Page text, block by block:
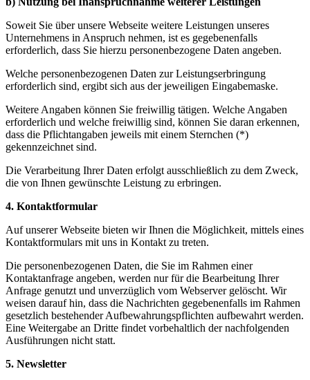
Soweit Sie über unsere Webseite weitere Leistungen unseres
Unternehmens in Anspruch nehmen, ist es gegebenenfalls
erforderlich, dass Sie hierzu personenbezogene Daten angeben.
Welche personenbezogenen Daten zur Leistungserbringung
erforderlich sind, ergibt sich aus der jeweiligen Eingabemaske.
Weitere Angaben können Sie freiwillig tätigen. Welche Angaben
erforderlich und welche freiwillig sind, können Sie daran erkennen,
dass die Pflichtangaben jeweils mit einem Sternchen (*)
gekennzeichnet sind.
Die Verarbeitung Ihrer Daten erfolgt ausschließlich zu dem Zweck,
die von Ihnen gewünschte Leistung zu erbringen.
4. Kontaktformular
Auf unserer Webseite bieten wir Ihnen die Möglichkeit, mittels eines
Kontaktformulars mit uns in Kontakt zu treten.
Die personenbezogenen Daten, die Sie im Rahmen einer
Kontaktanfrage angeben, werden nur für die Bearbeitung Ihrer
Anfrage genutzt und unverzüglich vom Webserver gelöscht. Wir
weisen darauf hin, dass die Nachrichten gegebenenfalls im Rahmen
gesetzlich bestehender Aufbewahrungspflichten aufbewahrt werden.
Eine Weitergabe an Dritte findet vorbehaltlich der nachfolgenden
Ausführungen nicht statt.
5. Newsletter